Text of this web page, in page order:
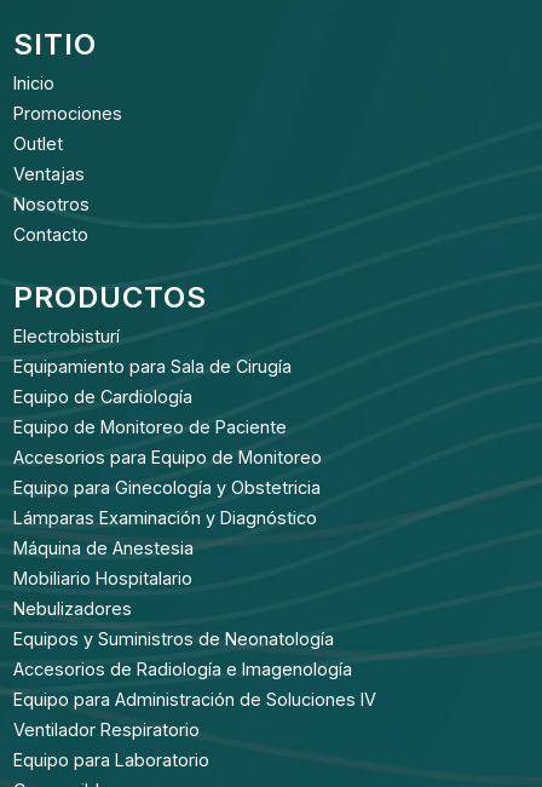
SITIO
Inicio
Promociones
Outlet
Ventajas
Nosotros
Contacto
PRODUCTOS
Electrobisturí
Equipamiento para Sala de Cirugía
Equipo de Cardiología
Equipo de Monitoreo de Paciente
Accesorios para Equipo de Monitoreo
Equipo para Ginecología y Obstetricia
Lámparas Examinación y Diagnóstico
Máquina de Anestesia
Mobiliario Hospitalario
Nebulizadores
Equipos y Suministros de Neonatología
Accesorios de Radiología e Imagenología
Equipo para Administración de Soluciones IV
Ventilador Respiratorio
Equipo para Laboratorio